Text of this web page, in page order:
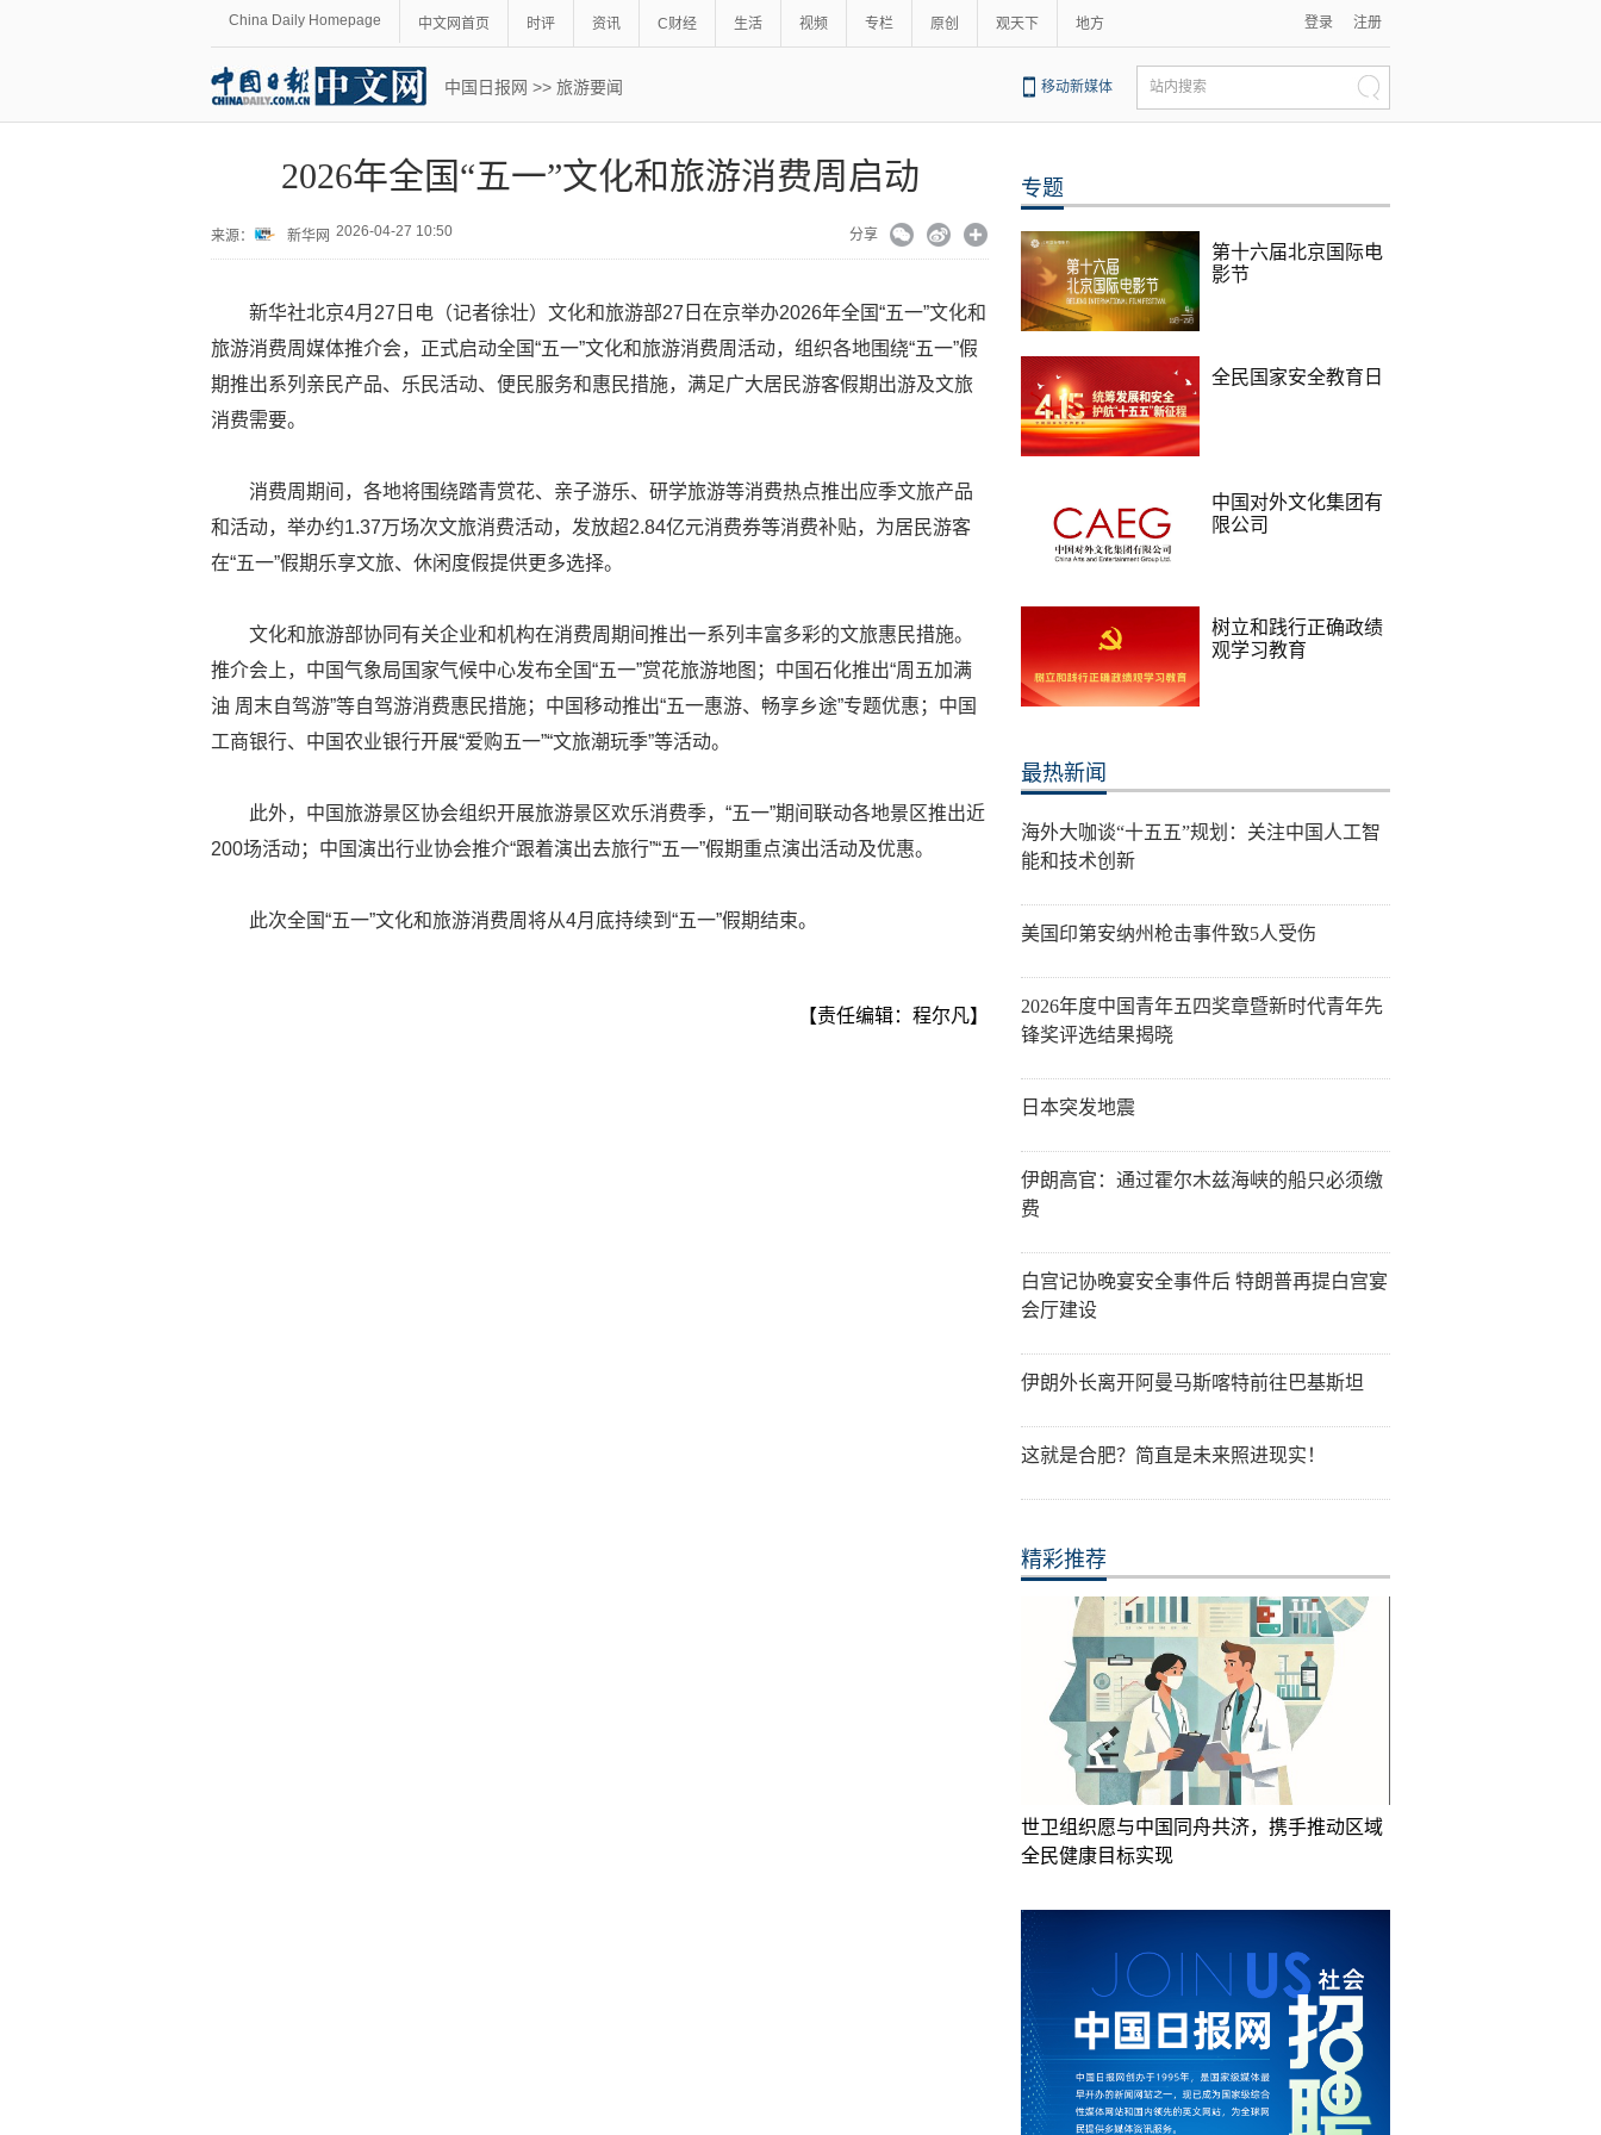
China Daily Homepage 中文网首页 时评 资讯 C财经 生活 视频 专栏 原创 观天下 地方 登录 注册
中国日报网 >> 旅游要闻 移动新媒体 站内搜索
2026年全国“五一”文化和旅游消费周启动
来源： 新华网 2026-04-27 10:50 分享
新华社北京4月27日电（记者徐壮）文化和旅游部27日在京举办2026年全国“五一”文化和
旅游消费周媒体推介会，正式启动全国“五一”文化和旅游消费周活动，组织各地围绕“五一”假
期推出系列亲民产品、乐民活动、便民服务和惠民措施，满足广大居民游客假期出游及文旅
消费需要。
消费周期间，各地将围绕踏青赏花、亲子游乐、研学旅游等消费热点推出应季文旅产品
和活动，举办约1.37万场次文旅消费活动，发放超2.84亿元消费券等消费补贴，为居民游客
在“五一”假期乐享文旅、休闲度假提供更多选择。
文化和旅游部协同有关企业和机构在消费周期间推出一系列丰富多彩的文旅惠民措施。
推介会上，中国气象局国家气候中心发布全国“五一”赏花旅游地图；中国石化推出“周五加满
油 周末自驾游”等自驾游消费惠民措施；中国移动推出“五一惠游、畅享乡途”专题优惠；中国
工商银行、中国农业银行开展“爱购五一”“文旅潮玩季”等活动。
此外，中国旅游景区协会组织开展旅游景区欢乐消费季，“五一”期间联动各地景区推出近
200场活动；中国演出行业协会推介“跟着演出去旅行”“五一”假期重点演出活动及优惠。
此次全国“五一”文化和旅游消费周将从4月底持续到“五一”假期结束。
【责任编辑：程尔凡】
专题
第十六届北京国际电
影节
全民国家安全教育日
中国对外文化集团有
限公司
树立和践行正确政绩
观学习教育
最热新闻
海外大咖谈“十五五”规划：关注中国人工智
能和技术创新
美国印第安纳州枪击事件致5人受伤
2026年度中国青年五四奖章暨新时代青年先
锋奖评选结果揭晓
日本突发地震
伊朗高官：通过霍尔木兹海峡的船只必须缴
费
白宫记协晚宴安全事件后 特朗普再提白宫宴
会厅建设
伊朗外长离开阿曼马斯喀特前往巴基斯坦
这就是合肥？简直是未来照进现实！
精彩推荐
世卫组织愿与中国同舟共济，携手推动区域
全民健康目标实现